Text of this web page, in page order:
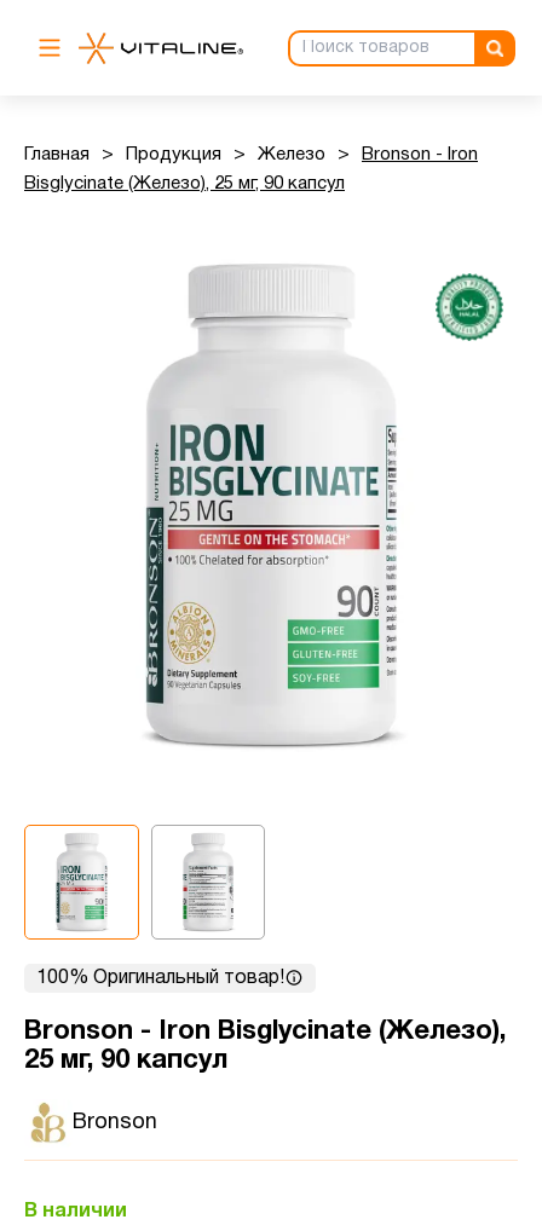
Главная > Продукция > Железо >
Bronson - Iron
Bisglycinate (Железо), 25 мг, 90 капсул
100% Оригинальный товар!
Bronson - Iron Bisglycinate (Железо),
25 мг, 90 капсул
Bronson
В наличии